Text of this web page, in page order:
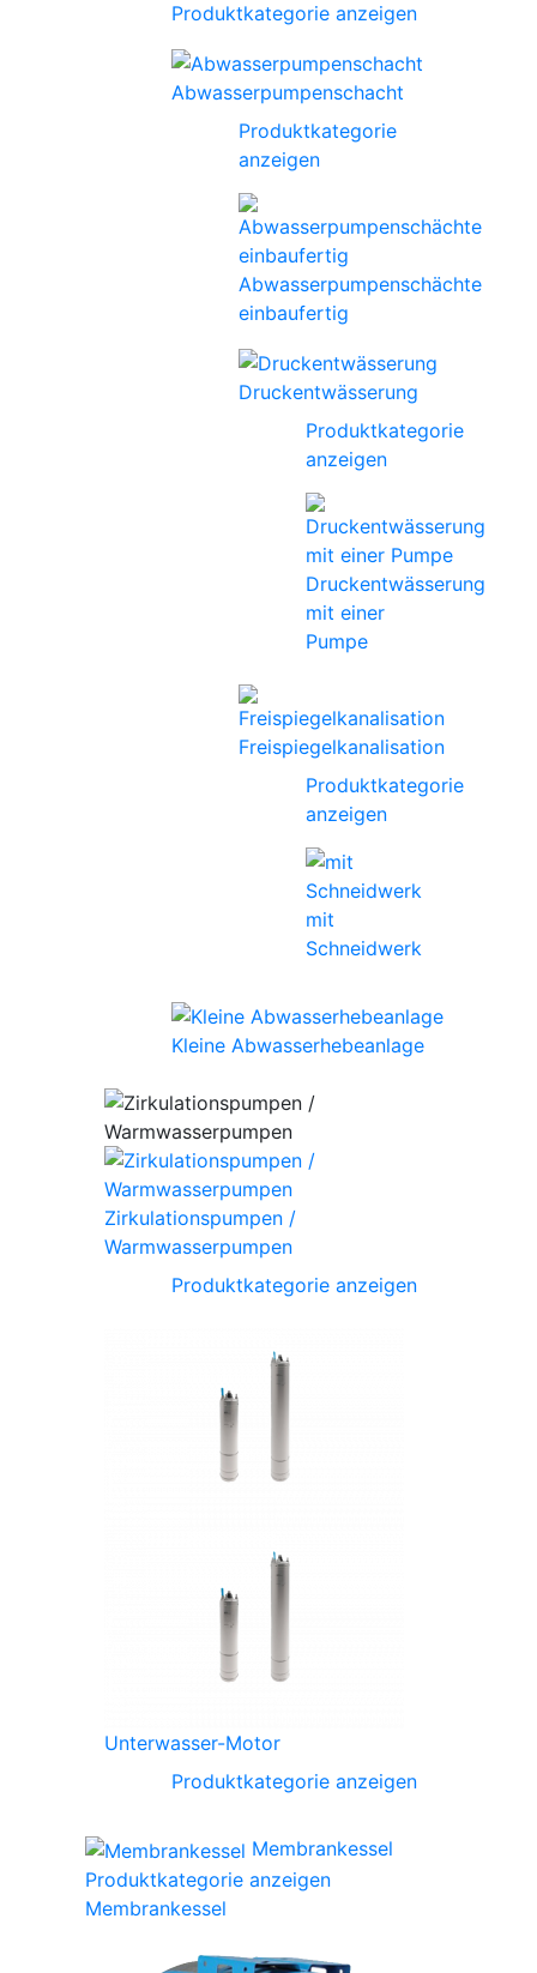
Produktkategorie anzeigen
Abwasserpumpenschacht
Produktkategorie
anzeigen
Abwasserpumpenschächte
einbaufertig
Druckentwässerung
Produktkategorie
anzeigen
Druckentwässerung
mit einer
Pumpe
Freispiegelkanalisation
Produktkategorie
anzeigen
mit
Schneidwerk
Kleine Abwasserhebeanlage
Zirkulationspumpen /
Warmwasserpumpen
Produktkategorie anzeigen
Unterwasser-Motor
Produktkategorie anzeigen
Membrankessel
Produktkategorie anzeigen
Membrankessel